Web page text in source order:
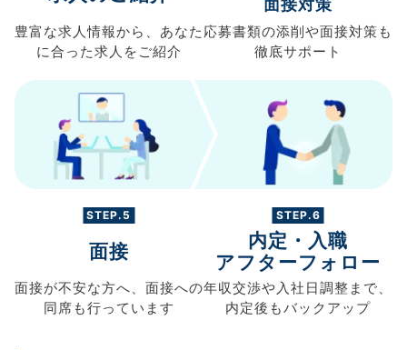
豊富な求人情報から、 あなた
に合った求人を ご紹介
面接対策
応募書類の添削や面接対策も
徹底サポート
STEP.5
面接
面接が不安な方へ、 面接への
同席も行っています
STEP.6
内定・入職
アフターフォロー
年収交渉や入社日調整まで、
内定後もバックアップ